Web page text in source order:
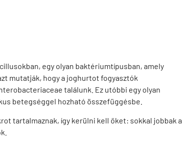
egy olyan baktériumtípusban, amely
mutatják, hogy a joghurtot fogyasztók
találunk. Ez utóbbi egy olyan
betegséggel hozható összefüggésbe.
tartalmaznak, így kerülni kell őket: sokkal jobbak a